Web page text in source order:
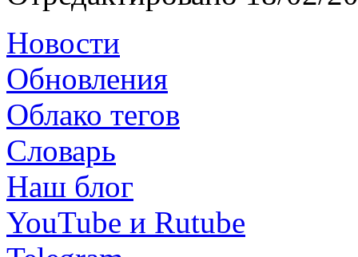
Новости
Обновления
Облако тегов
Словарь
Наш блог
YouTube и Rutube